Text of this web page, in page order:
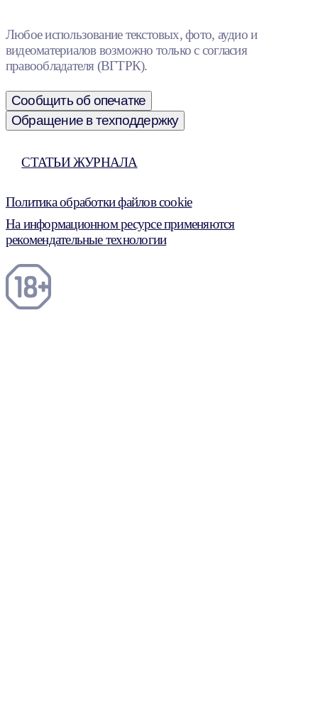
Любое использование текстовых, фото, аудио и
видеоматериалов возможно только с согласия
правообладателя (ВГТРК).
Сообщить об опечатке
Обращение в техподдержку
СТАТЬИ ЖУРНАЛА
Политика обработки файлов cookie
На информационном ресурсе применяются
рекомендательные технологии